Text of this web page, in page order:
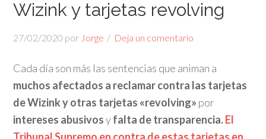
Wizink y tarjetas revolving
27/02/2020 por Jorge Deja un comentario
Cada día son más las sentencias que animan a
muchos afectados a reclamar contra las tarjetas
de Wizink y otras tarjetas «revolving» por
intereses abusivosyfalta de transparencia.El